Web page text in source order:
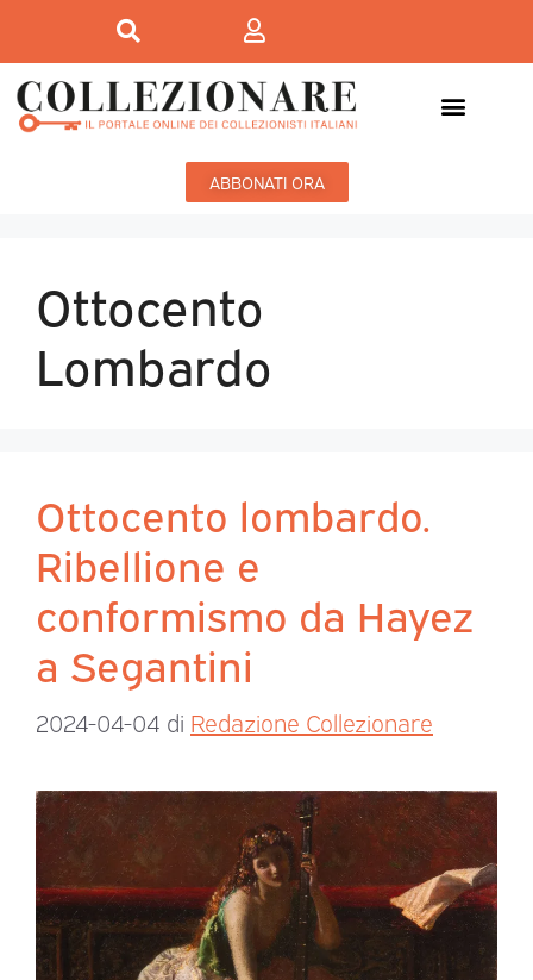
ABBONATI ORA
Ottocento
Lombardo
Ottocento lombardo.
Ribellione e
conformismo da Hayez
a Segantini
2024-04-04 di Redazione Collezionare